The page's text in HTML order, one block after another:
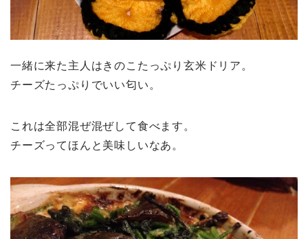
一緒に来た主人はきのこたっぷり玄米ドリア。
チーズたっぷりでいい匂い。
これは全部混ぜ混ぜして食べます。
チーズってほんと美味しいなあ。